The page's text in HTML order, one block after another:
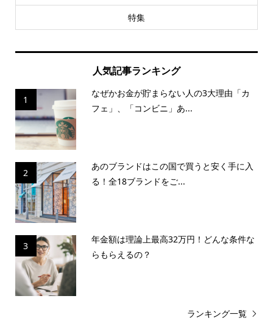
特集
人気記事ランキング
1
なぜかお金が貯まらない人の3大理由「カ
フェ」、「コンビニ」あ...
2
あのブランドはこの国で買うと安く手に入
る！全18ブランドをご...
3
年金額は理論上最高32万円！どんな条件な
らもらえるの？
ランキング一覧